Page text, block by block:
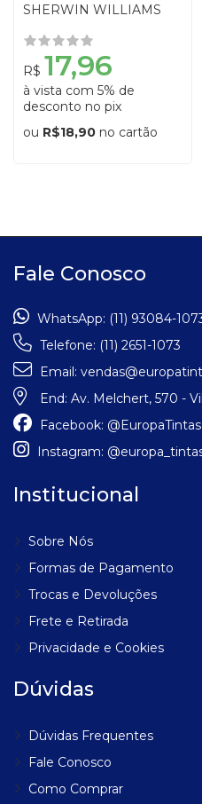
SHERWIN WILLIAMS
R$ 17,96
à vista com 5% de
desconto no pix
ou R$18,90 no cartão
Fale Conosco
WhatsApp: (11) 93084-
Telefone: (11) 2651-1073
Email:
End: Av. Melchert, 570 -
Facebook: @EuropaTintas
Instagram:
Institucional
Sobre Nós
Formas de Pagamento
Trocas e Devoluções
Frete e Retirada
Privacidade e Cookies
Dúvidas
Dúvidas Frequentes
Fale Conosco
Como Comprar